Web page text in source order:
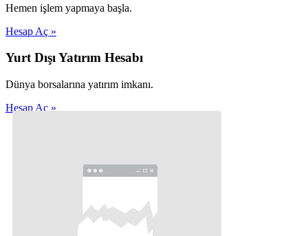
Hemen işlem yapmaya başla.
Hesap Aç »
Yurt Dışı Yatırım Hesabı
Dünya borsalarına yatırım imkanı.
Hesap Aç »